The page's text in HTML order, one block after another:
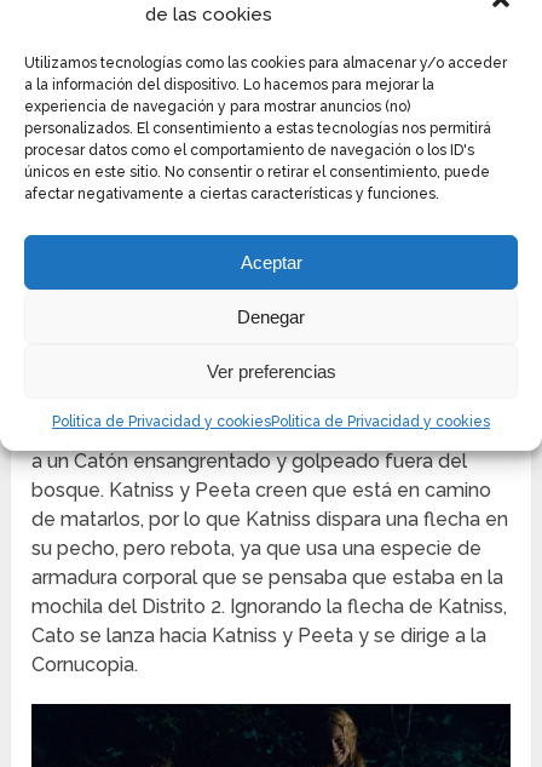
de las cookies
Utilizamos tecnologías como las cookies para almacenar y/o acceder
a la información del dispositivo. Lo hacemos para mejorar la
experiencia de navegación y para mostrar anuncios (no)
personalizados. El consentimiento a estas tecnologías nos permitirá
procesar datos como el comportamiento de navegación o los ID's
únicos en este sitio. No consentir o retirar el consentimiento, puede
afectar negativamente a ciertas características y funciones.
Aceptar
Denegar
Ver preferencias
Politica de Privacidad y cookiesPolitica de Privacidad y cookies
quede con él”, aunque Katniss sabe que ya es
muere en los brazos de Cato.
En este momento, Thresh ha robado tanto su propia
mochila como la de Cato, lo que probablemente sea
lo que motiva a Cato a buscar Thresh en lugar de
Katniss.
Presumiblemente, Cato sigue a Thresh y lo
mata. Katniss especula que la mochila del Distrito 2
contenía una armadura corporal para defenderse de
sus flechas.
parecidas a lobos aparecen de la nada, persiguiendo
a un Catón ensangrentado y golpeado fuera del
bosque. Katniss y Peeta creen que está en camino
de matarlos, por lo que Katniss dispara una flecha en
su pecho, pero rebota, ya que usa una especie de
armadura corporal que se pensaba que estaba en la
mochila del Distrito 2. Ignorando la flecha de Katniss,
Cato se lanza hacia Katniss y Peeta y se dirige a la
Cornucopia.